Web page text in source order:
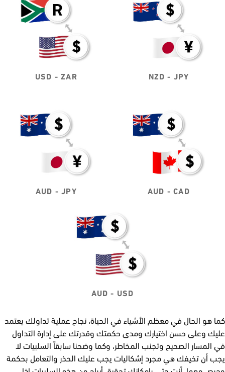
NZD - JPY
USD - ZAR
AUD - CAD
AUD - JPY
AUD - USD
كما هو الحال في معظم الأشياء في الحياة، نجاح عملية تداولك يعتمد
عليك وعلى حسن اختيارك ومدى حكمتك وقدرتك على إدارة التداول
في المسار الصحيح وتجنب المخاطر، وكما وضحنا سابقاً السلبيات لا
يجب أن تخيفك هي مجرد إشكاليات يجب عليك الحذر والتعامل بحكمة